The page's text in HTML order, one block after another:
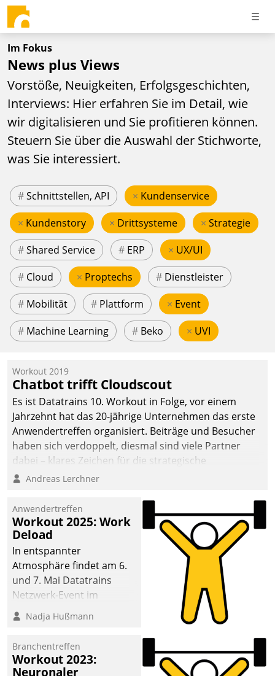
Im Fokus
News plus Views
Vorstöße, Neuigkeiten, Erfolgsgeschichten,
Interviews: Hier erfahren Sie im Detail, wie
wir digitalisieren und Sie profitieren können.
Steuern Sie über die Auswahl der Stichworte,
was Sie interessiert.
#Schnittstellen, API × Kundenservice
× Kundenstory × Drittsysteme × Strategie
#Shared Service # ERP × UX/UI
# Cloud × Proptechs # Dienstleister
# Mobilität # Plattform × Event
# Machine Learning # Beko × UVI
Workout 2019
Chatbot trifft Cloudscout
Es ist Datatrains 10. Workout in Folge, vor einem
Jahrzehnt hat das 20-jährige Unternehmen das erste
Anwendertreffen organisiert. Beiträge und Besucher
haben sich verdoppelt, diesmal sind viele Partner
dabei – klares Zeichen für die strategische
Fokussierung auf den Kunden.
Andreas Lerchner
Anwendertreffen
Workout 2025: Work
Deload
In entspannter
Atmosphäre findet am 6.
und 7. Mai Datatrains
Netzwerk-Event im
Kunden- und Partnerkreis
statt. Zentrale Frage: Wie
Mammutprojekte
meistern und Workloads
Nadja Hußmann
Branchentreffen
Workout 2023:
Neuronaler